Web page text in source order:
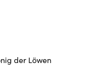
der Löwen